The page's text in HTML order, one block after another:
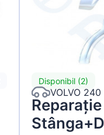
Disponibil (2)
VOLVO